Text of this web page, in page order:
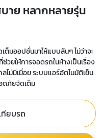
าย หลากหลายรุ่น
ต็มออปชั่นมาให้แบบล้นๆ ไม่ว่าจะ
ยให้การจอดรถในห้างเป็นเรื่อง
ไม่มีเมื่อย ระบบแอร์อัตโนมัติเย็น
ดภัยจัดเต็ม
ทียบรถ